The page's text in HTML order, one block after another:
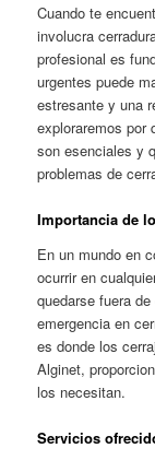
Cuando te
involucra
profesional es
urgentes puede
estresante y una
exploraremos por
son esenciales y
problemas de
Importancia de
En un mundo en
ocurrir en
quedarse fuera
emergencia en
es donde los
Alginet,
los necesitan.
Servicios